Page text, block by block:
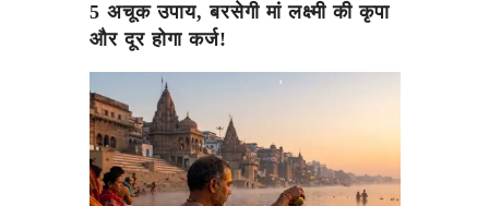
5 अचूक उपाय, बरसेगी मां लक्ष्मी की कृपा
और दूर होगा कर्ज!